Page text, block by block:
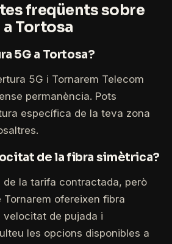
freqüents sobre
Tortosa
5G a Tortosa?
5G i Tornarem Telecom
permanència. Pots
específica de la teva zona
de la fibra simètrica?
de la tarifa contractada, però
ofereixen fibra
de pujada i
les opcions disponibles a